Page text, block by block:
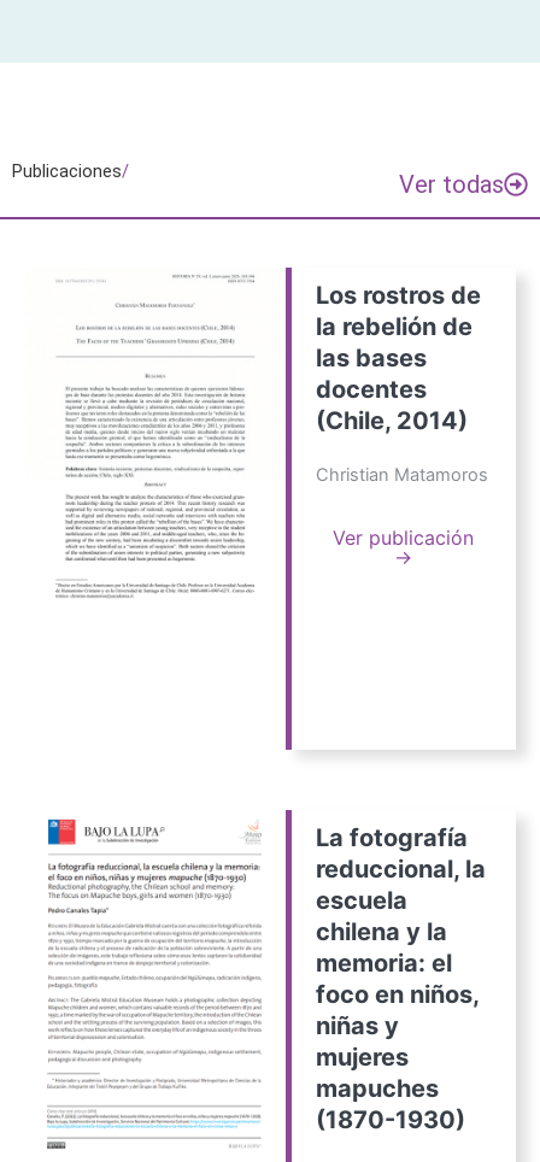
Publicaciones/ Ver todas
Los rostros de
la rebelión de
las bases
docentes
(Chile, 2014)
Christian Matamoros
Ver publicación
→
La fotografía
reduccional, la
escuela
chilena y la
memoria: el
foco en niños,
niñas y
mujeres
mapuches
(1870-1930)